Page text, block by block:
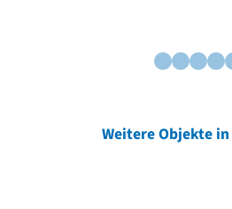
Weitere Objekte